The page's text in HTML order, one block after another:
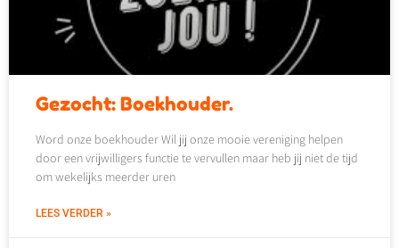
Gezocht: Boekhouder.
Word onze boekhouder Wil jij onze mooie vereniging helpen
door een vrijwilligers functie te vervullen maar heb jij niet de tijd
om wekelijks meerder uren
LEES VERDER »